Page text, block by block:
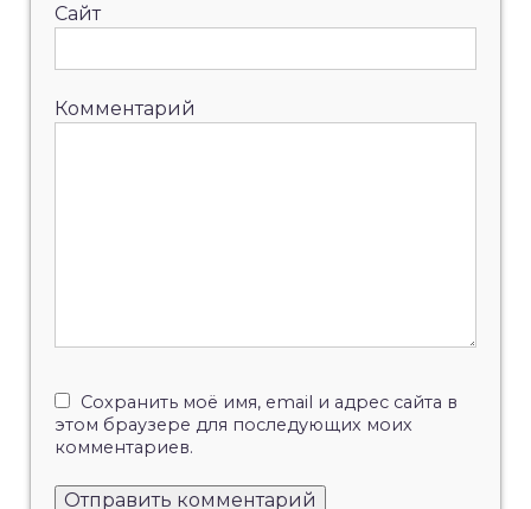
Сайт
Комментарий
Сохранить моё имя, email и адрес сайта в
этом браузере для последующих моих
комментариев.